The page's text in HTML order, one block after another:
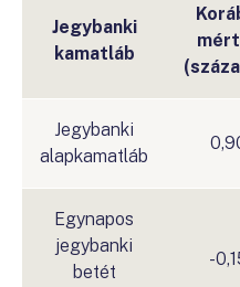
Jegybanki
kamatláb
Jegybanki
alapkamatláb
Egynapos
jegybanki
betét
-